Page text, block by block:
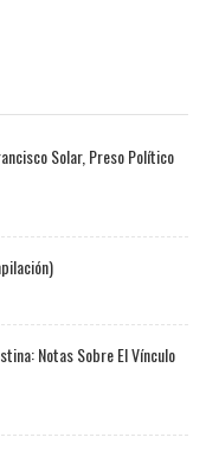
Solar, Preso Político
Notas Sobre El Vínculo